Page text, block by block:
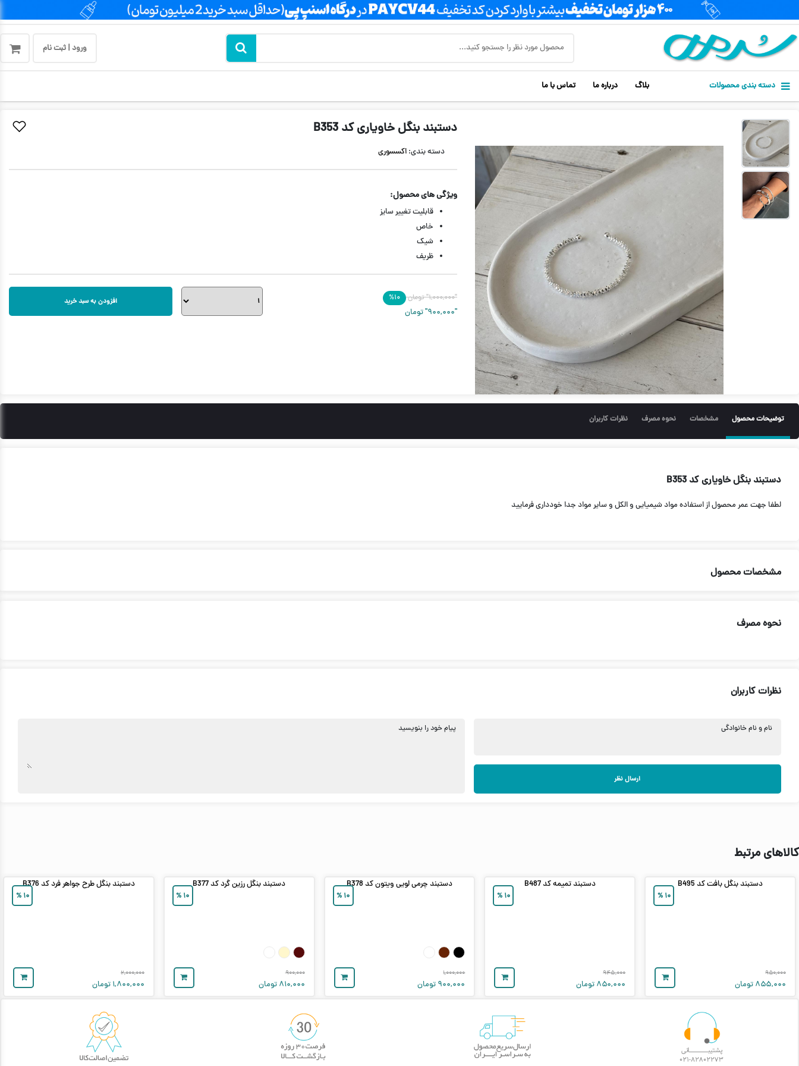
ورود | ثبت نام
دسته بندی محصولات بلاگ درباره ما تماس با ما
دستبند بنگل خاویاری کد B353
دسته بندی: اکسسوری
ویژگی های محصول:
قابلیت تغییر سایز
خاص
شیک
ظریف
"۱,۰۰۰,۰۰۰" تومان ۱۰%
"۹۰۰,۰۰۰" تومان
افزودن به سبد خرید
توضیحات محصول مشخصات نحوه مصرف نظرات کاربران
دستبند بنگل خاویاری کد B353
لطفا جهت عمر محصول از استفاده مواد شیمیایی و الکل و سایر مواد جدا خودداری فرمایید
مشخصات محصول
نحوه مصرف
نظرات کاربران
نام و نام خانوادگی
ارسال نظر
پیام خود را بنویسید
کالاهای مرتبط
۱۰ %
دستبند بنگل بافت کد B495
۹۵۰,۰۰۰
۸۵۵,۰۰۰ تومان
۱۰ %
دستبند تمیمه کد B487
۹۴۵,۰۰۰
۸۵۰,۰۰۰ تومان
۱۰ %
دستبند چرمی لویی ویتون کد B378
۱,۰۰۰,۰۰۰
۹۰۰,۰۰۰ تومان
۱۰ %
دستبند بنگل رزین گرد کد B377
۹۰۰,۰۰۰
۸۱۰,۰۰۰ تومان
۱۰ %
دستبند بنگل طرح جواهر فرد کد B376
۲,۰۰۰,۰۰۰
۱,۸۰۰,۰۰۰ تومان